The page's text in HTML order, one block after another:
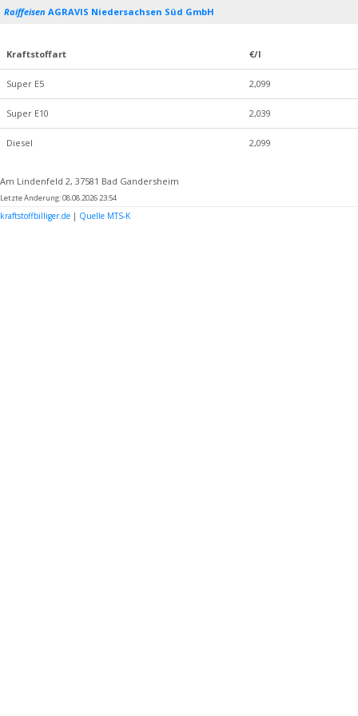
Raiffeisen AGRAVIS Niedersachsen Süd GmbH
Kraftstoffart €/l
Super E5 2,099
Super E10 2,039
Diesel 2,099
Am Lindenfeld 2, 37581 Bad Gandersheim
Letzte Änderung: 08.08.2026 23:54
kraftstoffbilliger.de | Quelle MTS-K